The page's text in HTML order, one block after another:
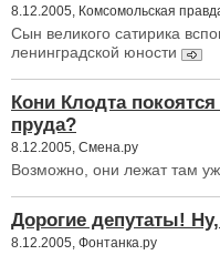
8.12.2005, Комсомольская
Сын великого сатирика
ленинградской юности
Кони Клодта
пруда?
8.12.2005, Смена.ру
Возможно, они лежат там
Дорогие депутаты!
8.12.2005, Фонтанка.ру